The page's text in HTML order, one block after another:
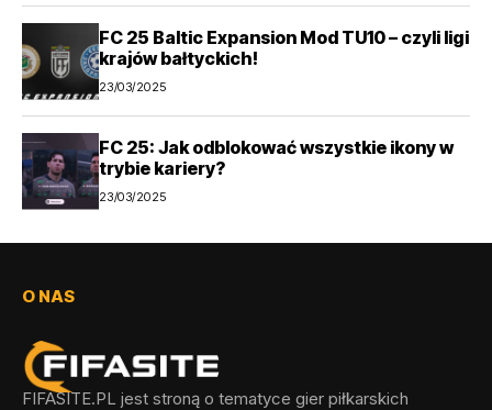
FC 25 Baltic Expansion Mod TU10 – czyli ligi
krajów bałtyckich!
23/03/2025
FC 25: Jak odblokować wszystkie ikony w
trybie kariery?
23/03/2025
O NAS
FIFASITE.PL jest stroną o tematyce gier piłkarskich